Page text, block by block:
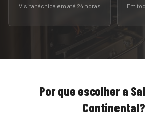
Visita técnica em até 24 horas
Em
Por que escolher a
Continental?